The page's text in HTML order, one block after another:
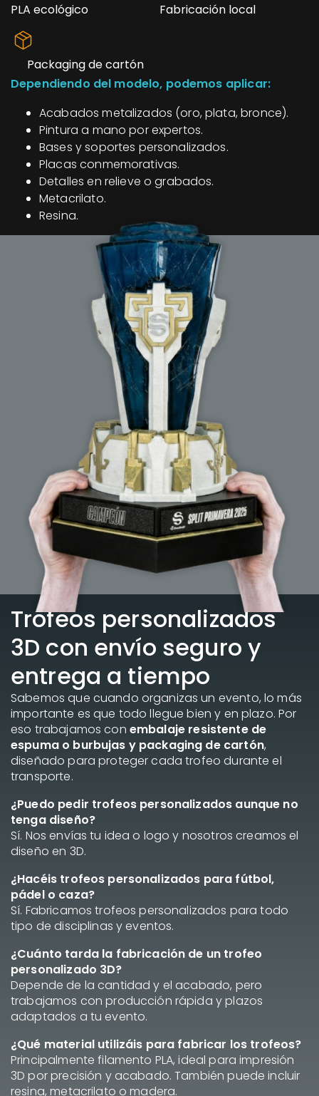
PLA ecológico
Fabricación local
Packaging de cartón
Dependiendo del modelo, podemos aplicar:
Acabados metalizados (oro, plata, bronce).
Pintura a mano por expertos.
Bases y soportes personalizados.
Placas conmemorativas.
Detalles en relieve o grabados.
Metacrilato.
Resina.
Trofeos personalizados
3D con envío seguro y
entrega a tiempo
Sabemos que cuando organizas un evento, lo más
importante es que todo llegue bien y en plazo. Por
eso trabajamos con embalaje resistente de
espuma o burbujas y packaging de cartón,
diseñado para proteger cada trofeo durante el
transporte.
¿Puedo pedir trofeos personalizados aunque no
tenga diseño?
Sí. Nos envías tu idea o logo y nosotros creamos el
diseño en 3D.
¿Hacéis trofeos personalizados para fútbol,
pádel o caza?
Sí. Fabricamos trofeos personalizados para todo
tipo de disciplinas y eventos.
¿Cuánto tarda la fabricación de un trofeo
personalizado 3D?
Depende de la cantidad y el acabado, pero
trabajamos con producción rápida y plazos
adaptados a tu evento.
¿Qué material utilizáis para fabricar los trofeos?
Principalmente filamento PLA, ideal para impresión
3D por precisión y acabado. También puede incluir
resina, metacrilato o madera.